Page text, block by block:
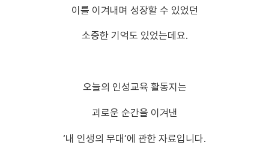
이를 이겨내며 성장할 수 있었던
소중한 기억도 있었는데요.
오늘의 인성교육 활동지는
괴로운 순간을 이겨낸
‘내 인생의 무대’에 관한 자료입니다.